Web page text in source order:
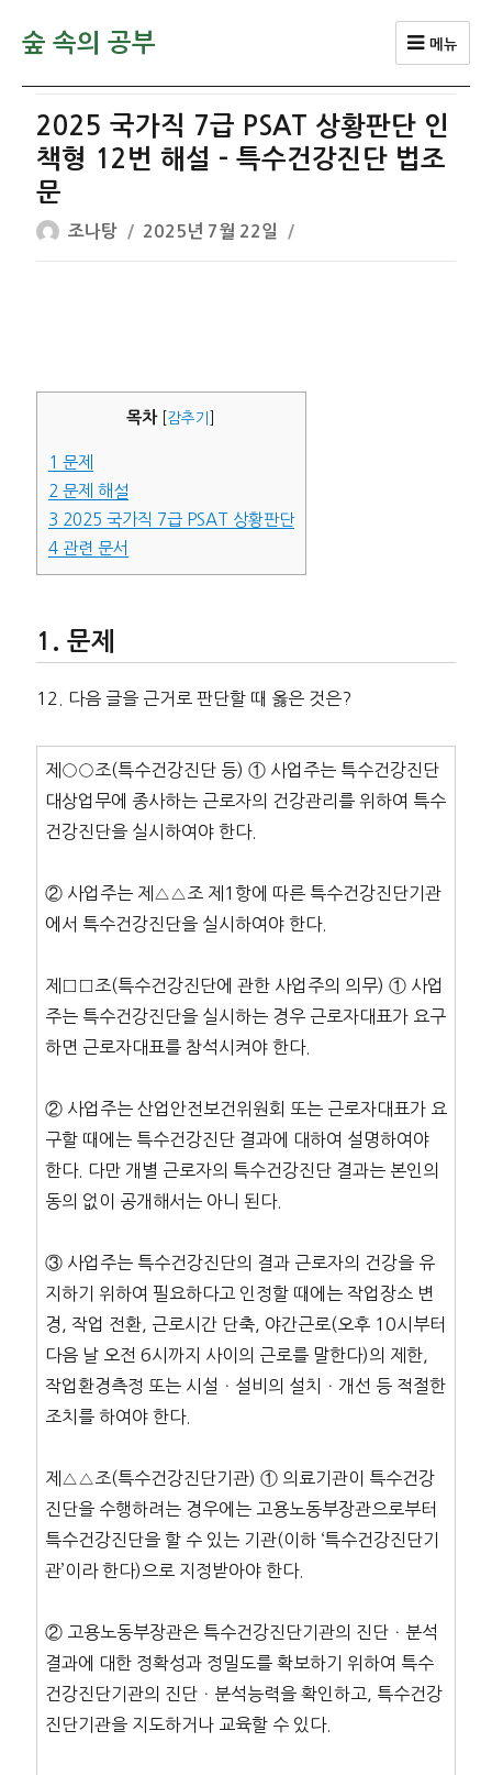
숲 속의 공부 메뉴
2025 국가직 7급 PSAT 상황판단 인
책형 12번 해설 – 특수건강진단 법조
문
글
쓴
조나탕
작
성
2025년 7월 22일
목차 감추기
1 문제
2 문제 해설
3 2025 국가직 7급 PSAT 상황판단
4관련 문서
문제
12. 다음 글을 근거로 판단할 때 옳은 것은?
제○○조(특수건강진단 등) ① 사업주는 특수건강진단
대상업무에 종사하는 근로자의 건강관리를 위하여 특수
건강진단을 실시하여야 한다.
② 사업주는 제△△조 제1항에 따른 특수건강진단기관
에서 특수건강진단을 실시하여야 한다.
제□□조(특수건강진단에 관한 사업주의 의무) ① 사업
주는 특수건강진단을 실시하는 경우 근로자대표가 요구
하면 근로자대표를 참석시켜야 한다.
② 사업주는 산업안전보건위원회 또는 근로자대표가 요
구할 때에는 특수건강진단 결과에 대하여 설명하여야
한다. 다만 개별 근로자의 특수건강진단 결과는 본인의
동의 없이 공개해서는 아니 된다.
③ 사업주는 특수건강진단의 결과 근로자의 건강을 유
지하기 위하여 필요하다고 인정할 때에는 작업장소 변
경, 작업 전환, 근로시간 단축, 야간근로(오후 10시부터
다음 날 오전 6시까지 사이의 근로를 말한다)의 제한,
작업환경측정 또는 시설ㆍ설비의 설치ㆍ개선 등 적절한
조치를 하여야 한다.
제△△조(특수건강진단기관) ① 의료기관이 특수건강
진단을 수행하려는 경우에는 고용노동부장관으로부터
특수건강진단을 할 수 있는 기관(이하 ‘특수건강진단기
관’이라 한다)으로 지정받아야 한다.
② 고용노동부장관은 특수건강진단기관의 진단ㆍ분석
결과에 대한 정확성과 정밀도를 확보하기 위하여 특수
건강진단기관의 진단ㆍ분석능력을 확인하고, 특수건강
진단기관을 지도하거나 교육할 수 있다.